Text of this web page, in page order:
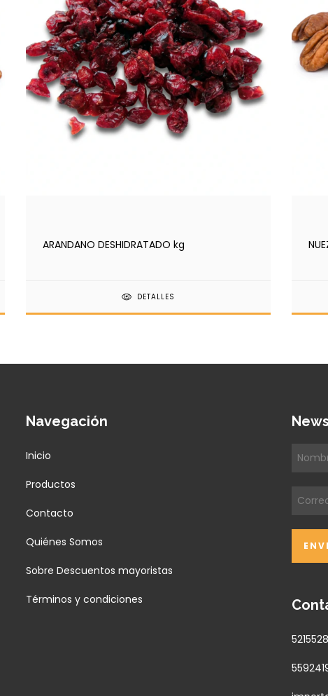
ARANDANO DESHIDRATADO kg
DETALLES
Navegación
Inicio
Productos
Contacto
Quiénes Somos
Sobre Descuentos mayoristas
Términos y condiciones